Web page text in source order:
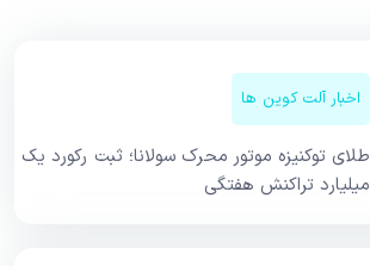
اخبار آلت کوین ها
طلای توکنیزه موتور محرک سولانا؛ ثبت رکورد یک
میلیارد تراکنش هفتگی